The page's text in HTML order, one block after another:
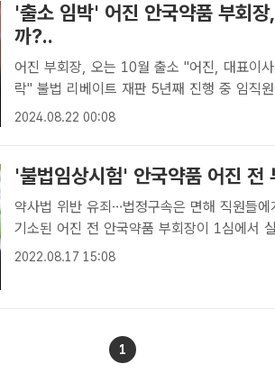
'출소 임박' 어진 안국약품 부회
까?..
어진 부회장, 오는 10월 출소 "어진, 대표이
락" 불법 리베이트 재판 5년째 진행 중 임직원에게 불법 임상시험을 한 혐
의로 실형을 선고 받은 어진 안국약품 부회장
2024.08.22 00:08
'불법임상시험' 안국약품 어진 전
약사법 위반 유죄…법정구속은 면해 직원들에게 불법 임상시험을 한 혐의로
기소된 어진 전 안국약품 부회장이 1심에서
자[더팩트ㅣ최의종 기자] 직원들에게 불법 임
2022.08.17 15:08
1